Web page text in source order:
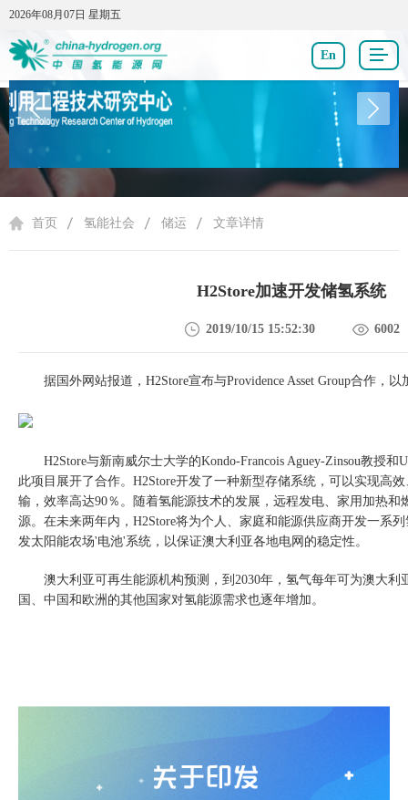
2026年08月07日 星期五
2026年08月07日 星期五
En
首页 氢能社会 储运 文章详情
H2Store加速开发储氢系统
2019/10/15 15:52:30 6002
据国外网站报道， H2Store宣布与Providence Asset Group合作，以
H2Store与新南威尔士大学的Kondo-Francois Aguey-Zinsou教授和
此项目展开了合作。 H2Store开发了一种新型存储系统，可以实现高
输，效率高达90％。随着氢能源技术的发展，远程发电、家用加热和
源。在未来两年内， H2Store将为个人、家庭和能源供应商开发一系
发太阳能农场'电池'系统，以保证澳大利亚各地电网的稳定性。
澳大利亚可再生能源机构预测，到 2030年，氢气每年可为澳大利
国、中国和欧洲的其他 国家对氢能源需求也逐年增加。